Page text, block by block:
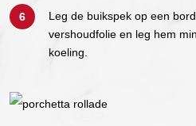
Leg de buikspek op een
vershoudfolie en leg hem
koeling.